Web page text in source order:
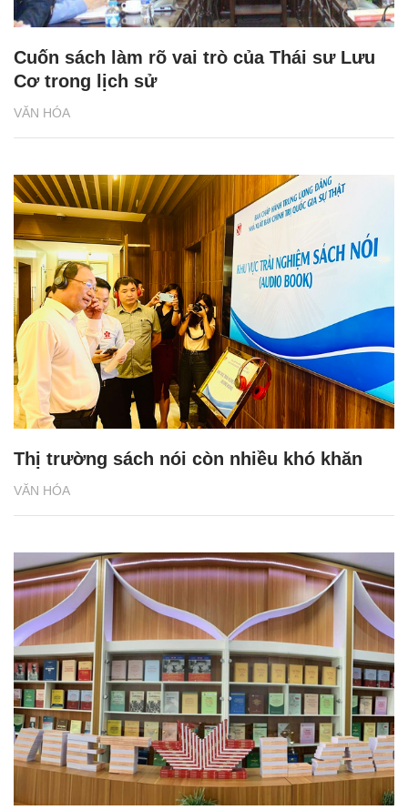
VĂN HÓA
Cuốn sách làm rõ vai trò của Thái sư Lưu
Cơ trong lịch sử
VĂN HÓA
Thị trường sách nói còn nhiều khó khăn